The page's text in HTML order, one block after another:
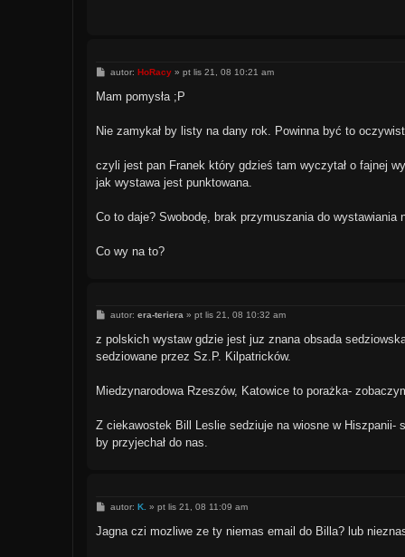
P
s
t
autor: HoRacy» pt lis 21, 08 10:21 am
Mam pomysła ;P
Nie zamykał by listy na dany rok. Powinna być to
czyli jest pan Franek który gdzieś tam wyczytał o fajnej
jak wystawa jest punktowana.
Co to daje? Swobodę, brak przymuszania do
Co wy na to?
P
s
t
autor: era-teriera » pt lis 21, 08 10:32 am
z polskich wystaw gdzie jest juz znana obsada
sedziowane przez Sz.P. Kilpatricków.
Miedzynarodowa Rzeszów, Katowice to porażka-
Z ciekawostek Bill Leslie sedziuje na wiosne w Hiszpanii-
by przyjechał do nas.
P
s
t
autor: K. » pt lis 21, 08 11:09 am
Jagna czi mozliwe ze ty niemas email do Billa? lub